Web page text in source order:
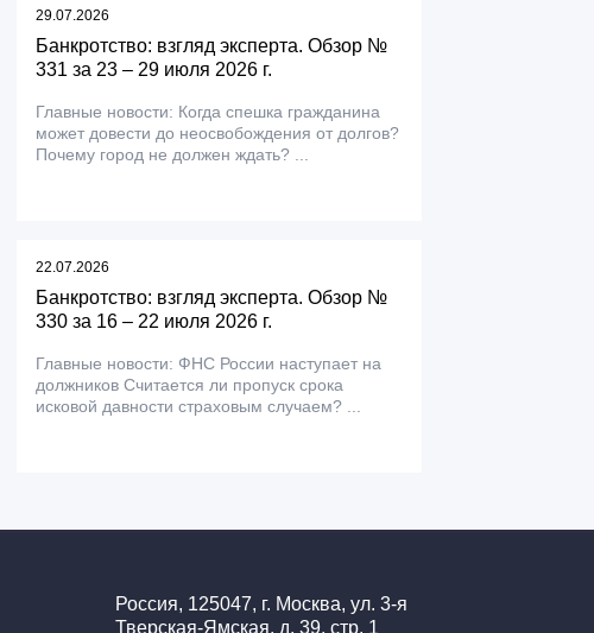
29.07.2026
Банкротство: взгляд эксперта. Обзор №
331 за 23 – 29 июля 2026 г.
Главные новости: Когда спешка гражданина
может довести до неосвобождения от долгов?
Почему город не должен ждать? ...
22.07.2026
Банкротство: взгляд эксперта. Обзор №
330 за 16 – 22 июля 2026 г.
Главные новости: ФНС России наступает на
должников Считается ли пропуск срока
исковой давности страховым случаем? ...
Россия, 125047, г. Москва, ул. 3-я
Тверская-Ямская, д. 39, стр. 1